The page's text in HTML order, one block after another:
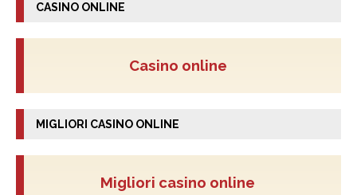
CASINO ONLINE
Casino online
MIGLIORI CASINO ONLINE
Migliori casino online